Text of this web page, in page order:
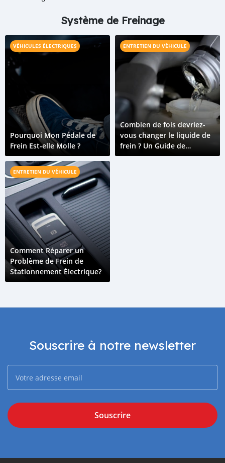
Système de Freinage
VÉHICULES ÉLECTRIQUES
Pourquoi Mon Pédale de
Frein Est-elle Molle ?
ENTRETIEN DU VÉHICULE
Combien de fois devriez-
vous changer le liquide de
frein ? Un Guide de
l'Entretien du Liquide de
ENTRETIEN DU VÉHICULE
Comment Réparer un
Problème de Frein de
Stationnement Électrique?
Souscrire à notre newsletter
Souscrire